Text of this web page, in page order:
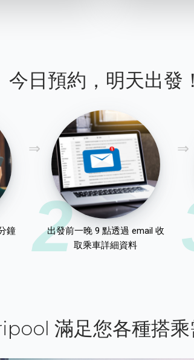
今日預約，明天出發！
鐘
2
出發前一晚 9 點透過 email 收
取乘車詳細資料
滿足您各種搭乘